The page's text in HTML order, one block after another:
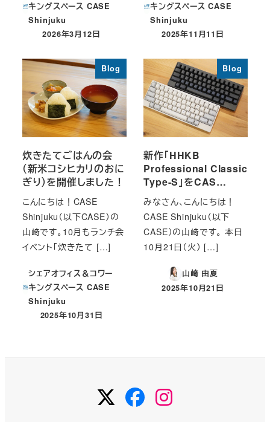
キングスペース CASE
Shinjuku
投稿日
2026年3月12日
キングスペース CASE
Shinjuku
投稿日
2025年11月11日
Blog
炊きたてごはんの会
（新米コシヒカリのおに
ぎり）を開催しました！
こんにちは！CASE
Shinjuku（以下CASE）の
山﨑です。10月もランチ会
イベント「炊きたて […]
シェアオフィス＆コワー
キングスペース CASE
Shinjuku
投稿日
2025年10月31日
Blog
新作「HHKB
Professional Classic
Type-S」をCAS…
みなさん、こんにちは！
CASE Shinjuku（以下
CASE）の山﨑です。 本日
10月21日（火） […]
山﨑 由夏
投稿日
2025年10月21日
TwitterFacebook